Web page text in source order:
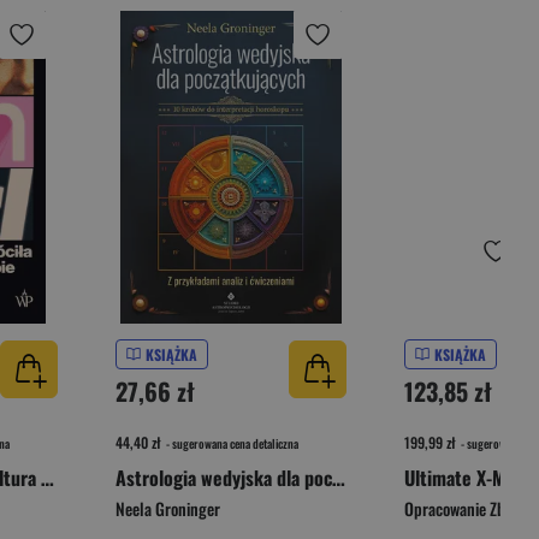
Girl on Girl. Jak popkultura zwróciła kobiety przeciw sobie
KSIĄŻKA
27,66 zł
44,40 zł - sugerowana cena detaliczna
Astrologia wedyjska dla początkujących. 10 kroków do interpretacji horoskopu
Neela Groninger
KSIĄŻKA
123,85 zł
199,99 zł - sugerowana
Ultimate X-Men.
Opracowanie